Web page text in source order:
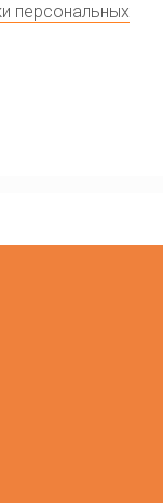
персональных